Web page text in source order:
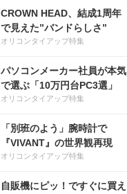
CROWN HEAD、結成1周年
で見えた”バンドらしさ”
オリコンタイアップ特集
パソコンメーカー社員が本気
で選ぶ「10万円台PC3選」
オリコンタイアップ特集
「別班のよう」腕時計で
『VIVANT』の世界観再現
オリコンタイアップ特集
自販機にピッ！ですぐに買え